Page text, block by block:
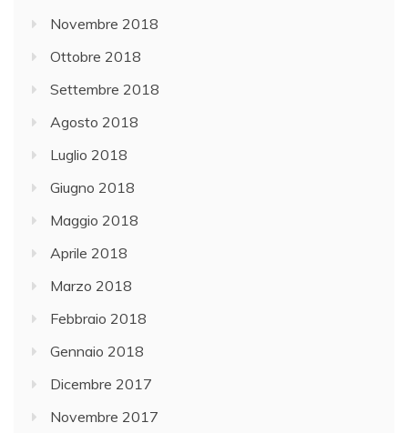
Novembre 2018
Ottobre 2018
Settembre 2018
Agosto 2018
Luglio 2018
Giugno 2018
Maggio 2018
Aprile 2018
Marzo 2018
Febbraio 2018
Gennaio 2018
Dicembre 2017
Novembre 2017